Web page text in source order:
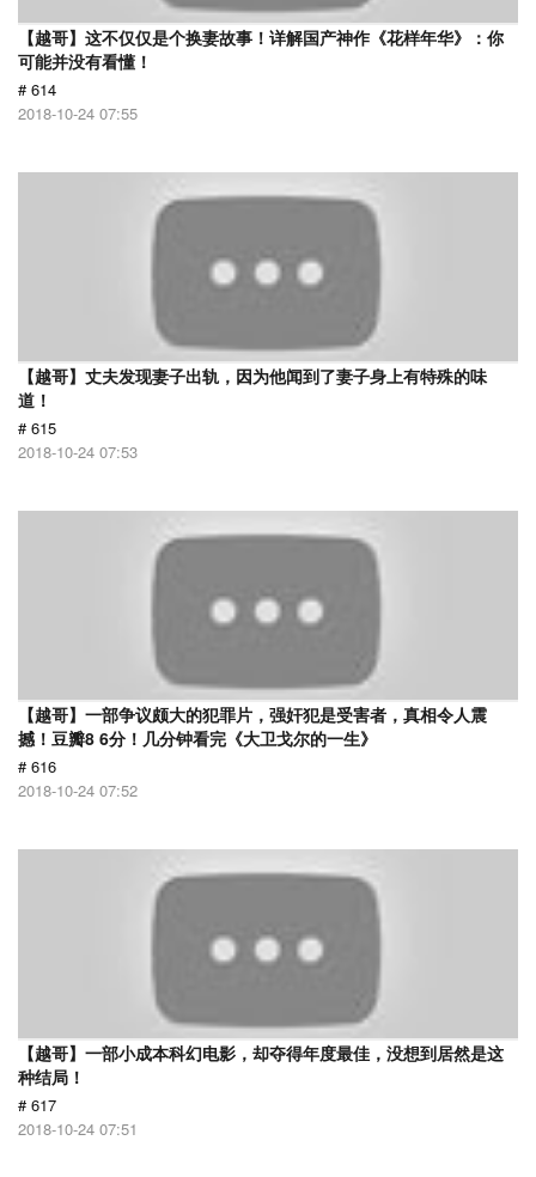
【越哥】这不仅仅是个换妻故事！详解国产神作《花样年华》：你
可能并没有看懂！
# 614
2018-10-24 07:55
【越哥】丈夫发现妻子出轨，因为他闻到了妻子身上有特殊的味
道！
# 615
2018-10-24 07:53
【越哥】一部争议颇大的犯罪片，强奸犯是受害者，真相令人震
撼！豆瓣8 6分！几分钟看完《大卫戈尔的一生》
# 616
2018-10-24 07:52
【越哥】一部小成本科幻电影，却夺得年度最佳，没想到居然是这
种结局！
# 617
2018-10-24 07:51